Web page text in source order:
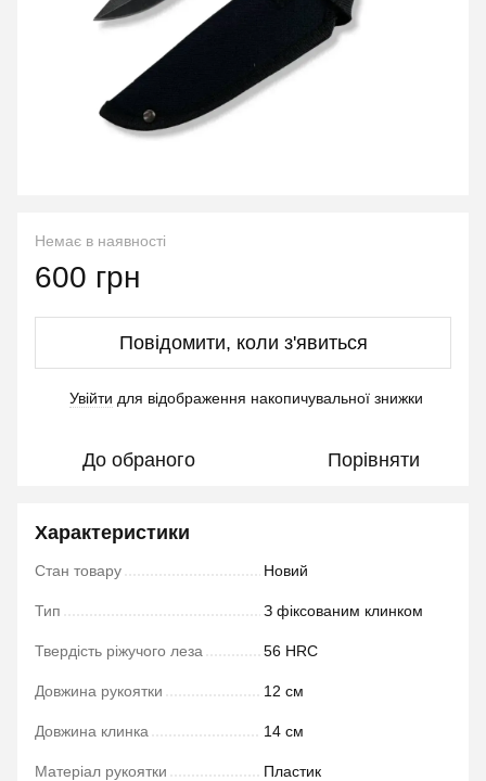
Немає в наявності
600 грн
Повідомити, коли з'явиться
Увійти для відображення накопичувальної знижки
До обраного Порівняти
Характеристики
Стан товару Новий
Тип З фіксованим клинком
Твердість ріжучого леза 56 HRC
Довжина рукоятки 12 см
Довжина клинка 14 см
Матеріал рукоятки Пластик